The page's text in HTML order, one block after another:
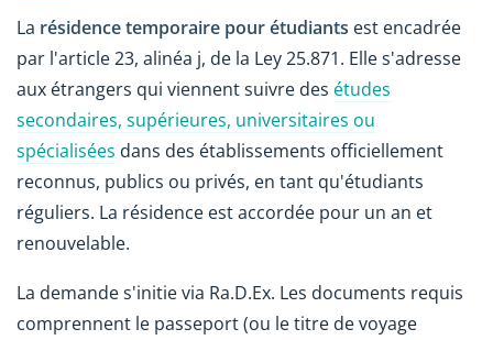
La résidence temporaire pour étudiants est encadrée
par l'article 23, alinéa j, de la Ley 25.871. Elle s'adresse
aux étrangers qui viennent suivre des études
secondaires, supérieures, universitaires ou
spécialisées dans des établissements officiellement
reconnus, publics ou privés, en tant qu'étudiants
réguliers. La résidence est accordée pour un an et
renouvelable.
La demande s'initie via Ra.D.Ex. Les documents requis
comprennent le passeport (ou le titre de voyage